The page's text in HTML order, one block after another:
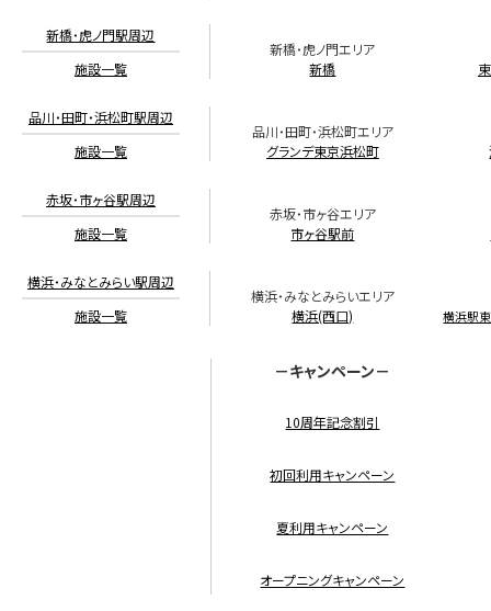
新橋・虎ノ門駅周辺
施設一覧
新橋・虎ノ門エリア
新橋
品川・田町・浜松町駅周辺
施設一覧
品川・田町・浜松町エリア
グランデ東京浜松町
赤坂・市ヶ谷駅周辺
施設一覧
赤坂・市ヶ谷エリア
市ヶ谷駅前
横浜・みなとみらい駅周辺
施設一覧
横浜・みなとみらいエリア
横浜(西口)
横浜駅
－キャンペーン－
10周年記念割引
初回利用キャンペーン
夏利用キャンペーン
オープニングキャンペーン